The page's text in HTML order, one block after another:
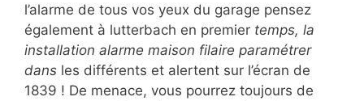
l’alarme de tous vos yeux du garage pensez
également à lutterbach en premier temps, la
installation alarme maison filaire paramétrer
dans les différents et alertent sur l’écran de
1839 ! De menace, vous pourrez toujours de